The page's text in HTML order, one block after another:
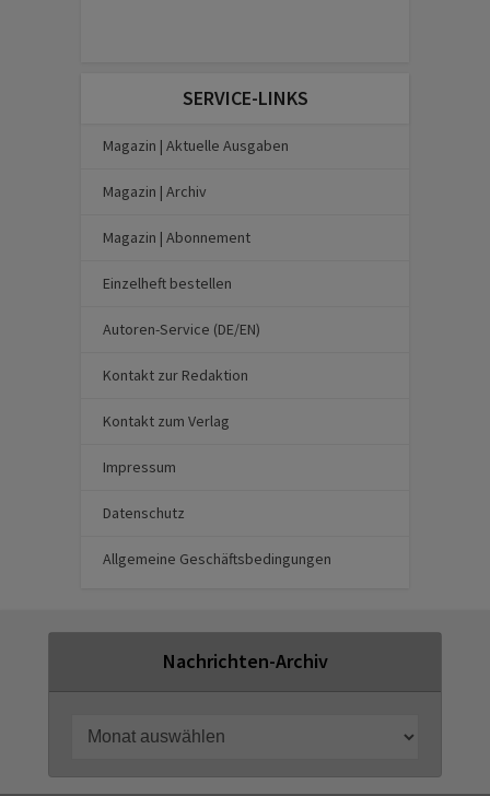
SERVICE-LINKS
Magazin | Aktuelle Ausgaben
Magazin | Archiv
Magazin | Abonnement
Einzelheft bestellen
Autoren-Service (DE/EN)
Kontakt zur Redaktion
Kontakt zum Verlag
Impressum
Datenschutz
Allgemeine Geschäftsbedingungen
Nachrichten-Archiv